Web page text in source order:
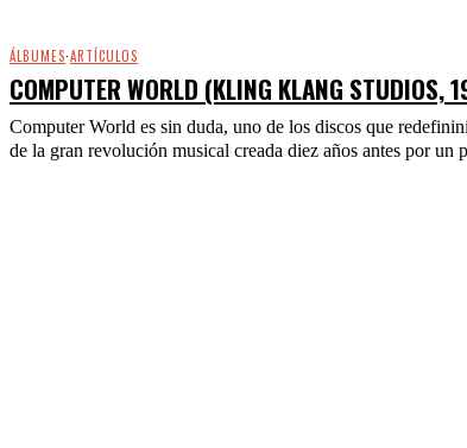
ÁLBUMES·ARTÍCULOS
COMPUTER WORLD (KLING KLANG STUDIOS,
Computer World es sin duda, uno de los discos que
de la gran revolución musical creada diez años antes por